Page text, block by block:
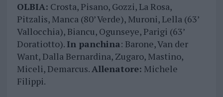
OLBIA: Crosta, Pisano, Gozzi, La Rosa,
Pitzalis, Manca (80’ Verde), Muroni, Lella (63’
Vallocchia), Biancu, Ogunseye, Parigi (63’
Doratiotto). In panchina: Barone, Van der
Want, Dalla Bernardina, Zugaro, Mastino,
Miceli, Demarcus.Allenatore: Michele
Filippi.